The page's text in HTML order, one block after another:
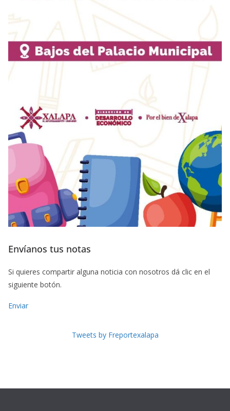
Envíanos tus notas
Si quieres compartir alguna noticia con nosotros dá clic en el
siguiente botón.
Enviar
Tweets by Freportexalapa